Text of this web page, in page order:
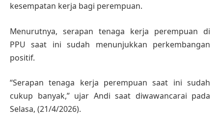
kesempatan kerja bagi perempuan.
Menurutnya, serapan tenaga kerja perempuan di
PPU saat ini sudah menunjukkan perkembangan
positif.
“Serapan tenaga kerja perempuan saat ini sudah
cukup banyak,” ujar Andi saat diwawancarai pada
Selasa, (21/4/2026).